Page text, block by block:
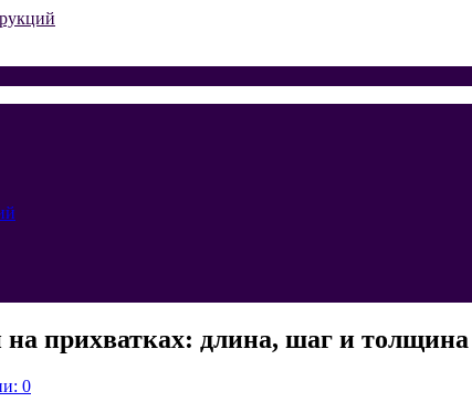
на прихватках: длина, шаг и
0